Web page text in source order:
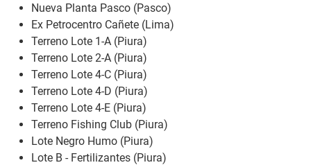
Nueva Planta Pasco (Pasco)
Ex Petrocentro Cañete (Lima)
Terreno Lote 1-A (Piura)
Terreno Lote 2-A (Piura)
Terreno Lote 4-C (Piura)
Terreno Lote 4-D (Piura)
Terreno Lote 4-E (Piura)
Terreno Fishing Club (Piura)
Lote Negro Humo (Piura)
Lote B - Fertilizantes (Piura)